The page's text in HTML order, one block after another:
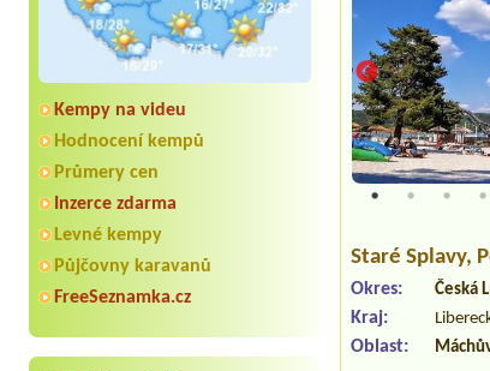
Kempy na videu
Hodnocení kempů
Průmery cen
Inzerce zdarma
Levné kempy
Půjčovny karavanů
FreeSeznamka.cz
Staré Splavy,
Okres: Česká
Kraj:
Oblast: